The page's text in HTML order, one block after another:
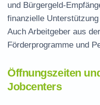
und Bürgergeld-
finanzielle
Auch Arbeitgeber aus
Förderprogramme und
Öffnungszeiten
Jobcenters